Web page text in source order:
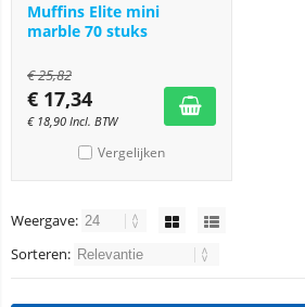
Muffins Elite mini
marble 70 stuks
€25,82
€ 17,34
€ 18,90 Incl. BTW
Vergelijken
Weergave:
Sorteren: